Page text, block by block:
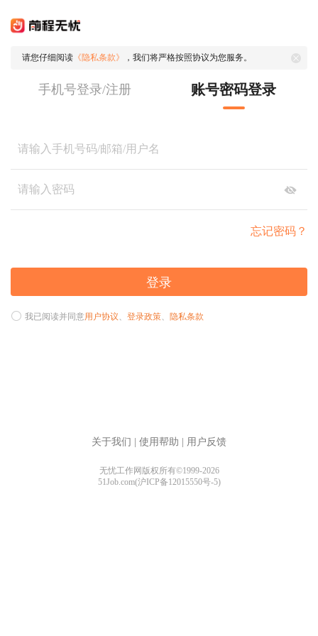
请您仔细阅读 《隐私条款》 ，我们将严格按照协议为您服务。
手机号登录/注册 账号密码登录
忘记密码？
登录
我已阅读并同意用户协议、 登录政策、 隐私条款
关于我们 使用帮助 用户反馈
无忧工作网版权所有©1999-2026
51Job.com(沪ICP备12015550号-5)